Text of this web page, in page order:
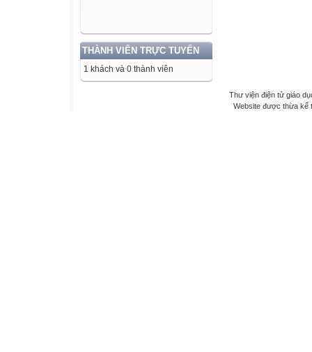
THÀNH VIÊN TRỰC TUYẾN
1 khách và 0 thành viên
Thư viện điện tử giáo
Website được thừa kế